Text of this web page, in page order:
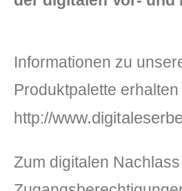
Informationen zu
Produktpalette
http://
Zum digitalen